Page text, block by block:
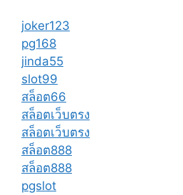
joker123
pg168
jinda55
slot99
สล็อต66
สล็อตเว็บตรง
สล็อตเว็บตรง
สล็อต888
สล็อต888
pgslot